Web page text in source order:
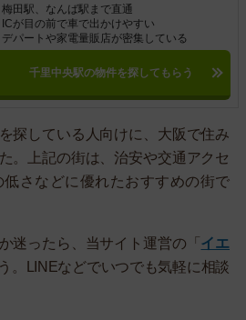
梅田駅、なんば駅まで直通
ICが目の前で車で出かけやすい
デパートや家電量販店が密集している
千里中央駅の物件を探してもらう
探している人向けに、大阪で住み
。上記の街は、治安や交通アクセ
低さなどに優れたおすすめの街で
迷ったら、当サイト運営の「 イエ
。LINEなどでいつでも気軽に相談